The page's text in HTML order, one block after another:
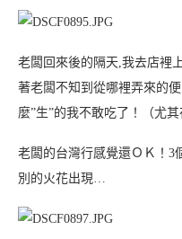
老闆回來後的隔天,我去店裡
著老闆不知到從哪裡弄來的
麼”生”的我不敢吃了！（尤
老闆的台灣行感覺還ＯＫ！3
別的火花出現…